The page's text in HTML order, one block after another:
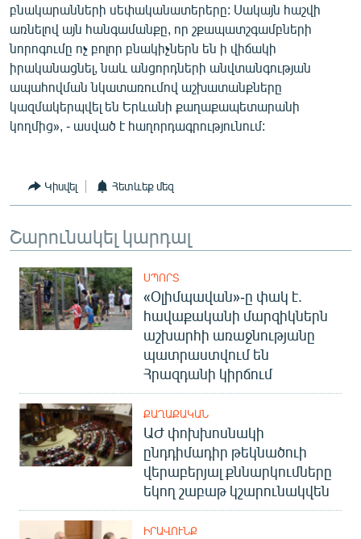
«Ազատության» բոլոր կայքերը
բնակարանների սեփականատերերը: Սակայն հաշվի
առնելով այն հանգամանքը, որ շքապատշգամբների
նորոգումը ոչ բոլոր բնակիչներն են ի վիճակի
իրականացնել, նաև անցորդների անվտանգության
ապահովման նկատառումով աշխատանքները
կազմակերպվել են Երևանի քաղաքապետարանի
կողմից», - ասված է հաղորդագրությունում:
Կիսվել Հետևեք մեզ
Շարունակել կարդալ
ՍՊՈՐՏ
«Օլիմպավան»-ը փակ է.
հավաքականի մարզիկներն
աշխարհի առաջնությանը
պատրաստվում են
Հրազդանի կիրճում
ՔԱՂԱՔԱԿԱՆ
ԱԺ փոխխոսնակի
ընդդիմադիր թեկնածուի
վերաբերյալ քննարկումները
եկող շաբաթ կշարունակվեն
ԻՐԱՎՈՒՆՔ